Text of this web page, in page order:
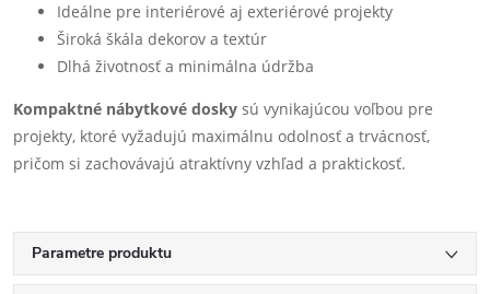
Ideálne pre interiérové aj exteriérové projekty
Široká škála dekorov a textúr
Dlhá životnosť a minimálna údržba
Kompaktné nábytkové dosky sú vynikajúcou voľbou pre
projekty, ktoré vyžadujú maximálnu odolnosť a trvácnosť,
pričom si zachovávajú atraktívny vzhľad a praktickosť.
Parametre produktu